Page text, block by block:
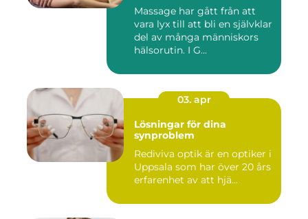
Massage har gått från att
vara lyx till att bli en självklar
del av många människors
hälsorutin. I G...
03. apr
Lösningar för dina
synproblem
Rediviva optik är en optiker i
Uppsala som har över 20 års
erfarenhet av att hjä...